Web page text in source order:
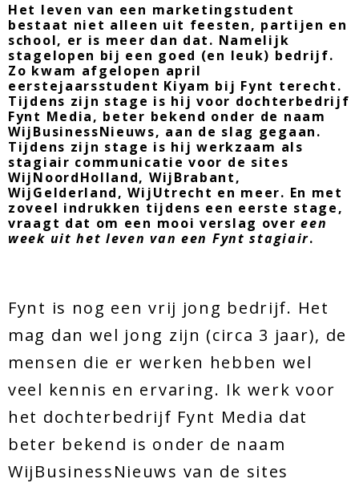
Het leven van een marketingstudent
bestaat niet alleen uit feesten, partijen en
school, er is meer dan dat. Namelijk
stagelopen bij een goed (en leuk) bedrijf.
Zo kwam afgelopen april
eerstejaarsstudent Kiyam bij Fynt terecht.
Tijdens zijn stage is hij voor dochterbedrijf
Fynt Media, beter bekend onder de naam
WijBusinessNieuws, aan de slag gegaan.
Tijdens zijn stage is hij werkzaam als
stagiair communicatie voor de sites
WijNoordHolland, WijBrabant,
WijGelderland, WijUtrecht en meer. En met
zoveel indrukken tijdens een eerste stage,
vraagt dat om een mooi verslag overeen
week uit het leven van een Fynt stagiair.
Fynt is nog een vrij jong bedrijf. Het
mag dan wel jong zijn (circa 3 jaar), de
mensen die er werken hebben wel
veel kennis en ervaring. Ik werk voor
het dochterbedrijf Fynt Media dat
beter bekend is onder de naam
WijBusinessNieuws van de sites